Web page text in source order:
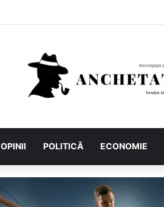
OPINII POLITICĂ ECONOMIE